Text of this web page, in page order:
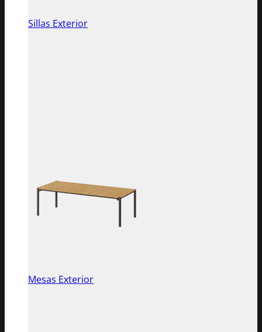
Sillas Exterior
Mesas Exterior